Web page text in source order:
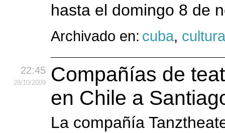
hasta el domingo 8 de
Archivado en: cuba, cultura
22:45
28/10/2009
Compañías de
en Chile a
La compañía